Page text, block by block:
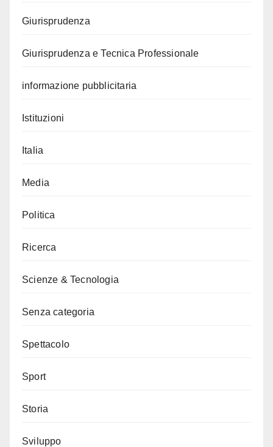
Giurisprudenza
Giurisprudenza e Tecnica Professionale
informazione pubblicitaria
Istituzioni
Italia
Media
Politica
Ricerca
Scienze & Tecnologia
Senza categoria
Spettacolo
Sport
Storia
Sviluppo